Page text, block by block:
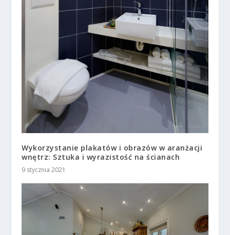
Wykorzystanie plakatów i obrazów w aranżacji
wnętrz: Sztuka i wyrazistość na ścianach
9 stycznia 2021